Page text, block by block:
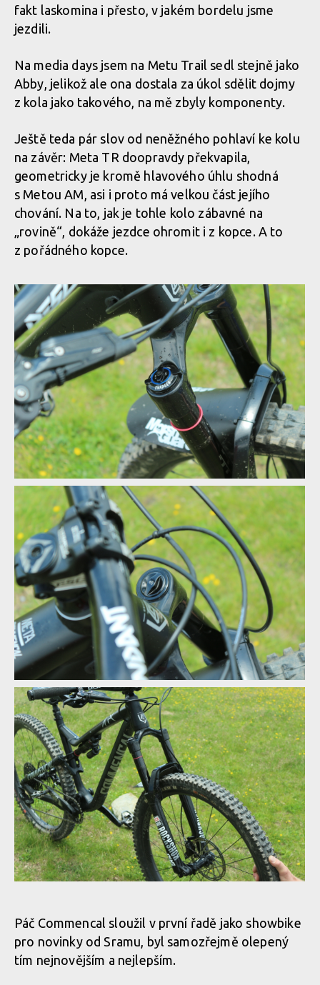
fakt laskomina i přesto, v jakém bordelu jsme
jezdili.
Na media days jsem na Metu Trail sedl stejně jako
Abby, jelikož ale ona dostala za úkol sdělit dojmy
z kola jako takového, na mě zbyly komponenty.
Ještě teda pár slov od neněžného pohlaví ke kolu
na závěr: Meta TR doopravdy překvapila,
geometricky je kromě hlavového úhlu shodná
s Metou AM, asi i proto má velkou část jejího
chování. Na to, jak je tohle kolo zábavné na
„rovině“, dokáže jezdce ohromit i z kopce. A to
z pořádného kopce.
Test: Commencal Meta TR V4.2
Test: Commencal Meta TR V4.2
Test: Commencal Meta TR V4.2
Test: Commencal Meta TR V4.2
Test: Commencal Meta TR V4.2
Test: Commencal Meta TR V4.2
Test: Commencal Meta TR V4.2
Test: Commencal Meta TR V4.2
Test: Commencal Meta TR V4.2
Páč Commencal sloužil v první řadě jako showbike
pro novinky od Sramu, byl samozřejmě olepený
tím nejnovějším a nejlepším.